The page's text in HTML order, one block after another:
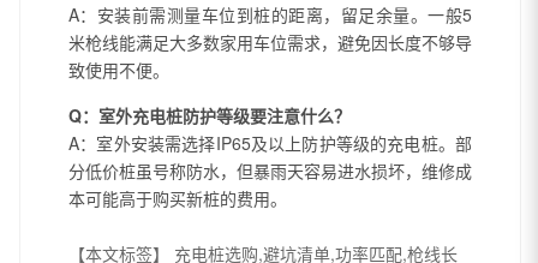
A：安装前需测量车位到桩的距离，留足余量。一般5
米枪线能满足大多数家用车位需求，避免因长度不够导
致使用不便。
Q：室外充电桩防护等级要注意什么？
A：室外安装需选择IP65及以上防护等级的充电桩。部
分低价桩虽号称防水，但暴雨天容易进水损坏，维修成
本可能高于购买新桩的费用。
【本文标签】
充电桩选购,避坑清单,功率匹配,枪线长